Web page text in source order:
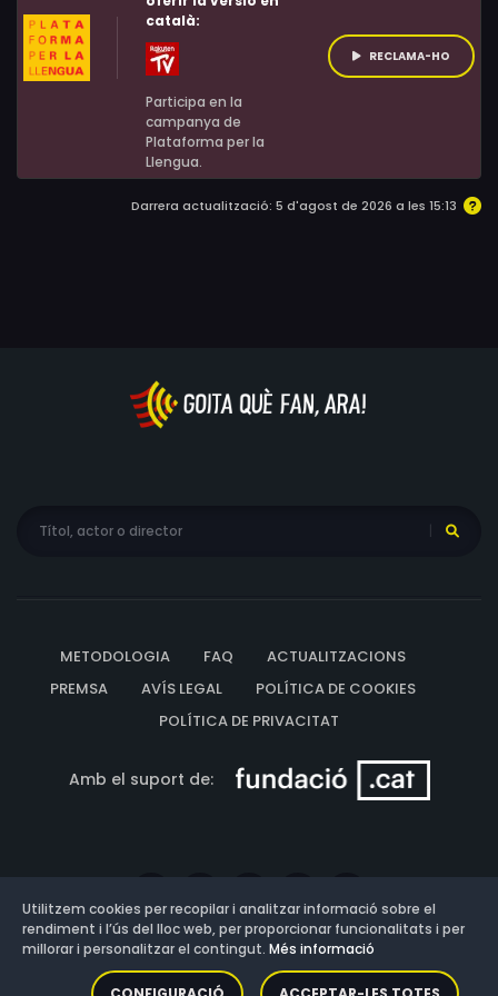
català:
Participa en la
campanya de
Plataforma per la
Llengua.
RECLAMA-HO
Darrera actualització: 5 d'agost de 2026 a les 15:13
METODOLOGIA FAQ
ACTUALITZACIONS
PREMSA
AVÍS LEGAL
POLÍTICA DE COOKIES
POLÍTICA DE PRIVACITAT
Amb el suport de:
Versió: 3.13.0.202607011342
Utilitzem cookies per recopilar i analitzar informació sobre el
rendiment i l’ús del lloc web, per proporcionar funcionalitats i per
millorar i personalitzar el contingut. Més informació